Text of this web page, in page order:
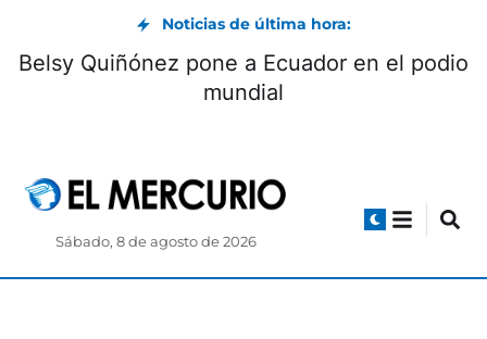
Noticias de última hora:
Belsy Quiñónez pone a Ecuador en el podio
mundial
Sábado, 8 de agosto de 2026